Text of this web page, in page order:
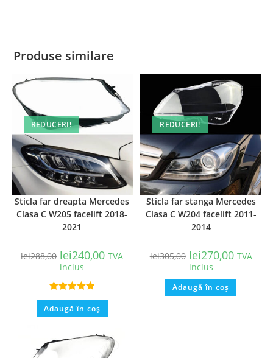
Produse similare
REDUCERI!
Sticla far dreapta Mercedes
Clasa C W205 facelift 2018-
2021
lei288,00 lei240,00 TVA
inclus
Evaluat la
5.00din 5
Adaugă în coș
REDUCERI!
Sticla far stanga Mercedes
Clasa C W204 facelift 2011-
2014
lei305,00 lei270,00 TVA
inclus
Adaugă în coș